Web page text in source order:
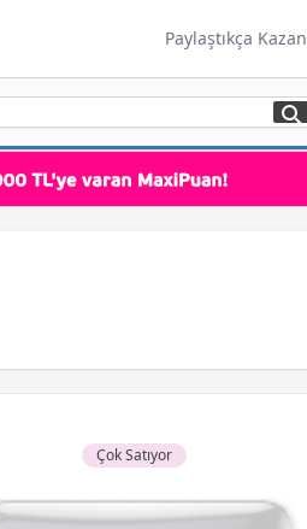
Paylaştıkça Kazan
Çok Satıyor